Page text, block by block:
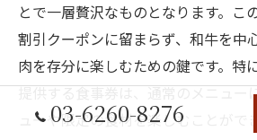
とで一層贅沢なものとなります。こ
割引クーポンに留まらず、和牛を中
肉を存分に楽しむための鍵です。特
提供する食事券は、通常のメニュー
ューや限定の食材を楽しむことがで
03-6260-8276